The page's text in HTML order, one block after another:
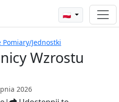
🇵🇱
Pomiary/Jednostki
Wzrostu
2026